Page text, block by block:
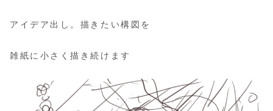
アイデア出し。描きたい構図を
雑紙に小さく描き続けます